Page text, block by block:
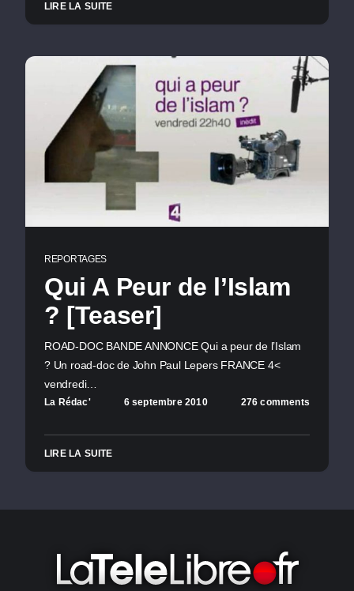
LIRE LA SUITE
REPORTAGES
Qui A Peur de l’Islam
? [Teaser]
ROAD-DOC BANDE ANNONCE Qui a peur de l’Islam
? Un road-doc de John Paul Lepers FRANCE 4<
vendredi…
La Rédac' 6 septembre 2010 276 comments
LIRE LA SUITE